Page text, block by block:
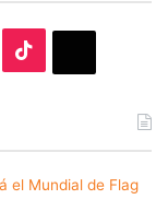
el Mundial de Flag